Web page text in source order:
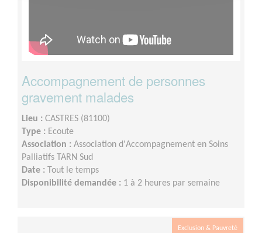
Accompagnement de personnes
gravement malades
Lieu : CASTRES (81100)
Type : Ecoute
Association : Association d'Accompagnement en Soins
Palliatifs TARN Sud
Date :
Tout le temps
Disponibilité demandée : 1 à 2 heures par semaine
Exclusion & Pauvreté